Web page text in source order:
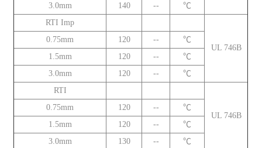
3.0mm
140 --
℃
RTI Imp
UL 746B
0.75mm 120 --
℃
1.5mm
120 --
℃
3.0mm
120 --
℃
RTI
UL 746B
0.75mm 120 --
℃
1.5mm
120 --
℃
3.0mm
130 --
℃